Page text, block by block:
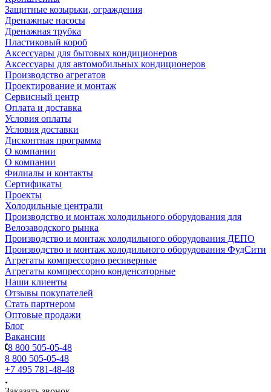
Защитные козырьки, ограждения
Дренажные насосы
Дренажная трубка
Пластиковый короб
Аксессуары для бытовых кондиционеров
Аксессуары для автомобильных кондиционеров
Производство агрегатов
Проектирование и монтаж
Сервисный центр
Оплата и доставка
Условия оплаты
Условия доставки
Дисконтная программа
О компании
О компании
Филиалы и контакты
Сертификаты
Проекты
Холодильные централи
Производство и монтаж холодильного оборудования для
Велозаводского рынка
Производство и монтаж холодильного оборудования ДЕПО
Производство и монтаж холодильного оборудования ФудСити
Агрегаты компрессорно ресиверные
Агрегаты компрессорно конденсаторные
Наши клиенты
Отзывы покупателей
Стать партнером
Оптовые продажи
Блог
Вакансии
8 800 505-05-48
8 800 505-05-48
+7 495 781-48-48